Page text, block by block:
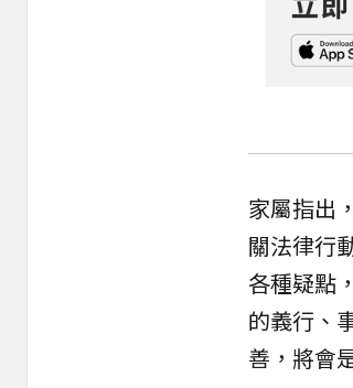
家屬指出
關法律行
各種疑點
的義行、
善，將會